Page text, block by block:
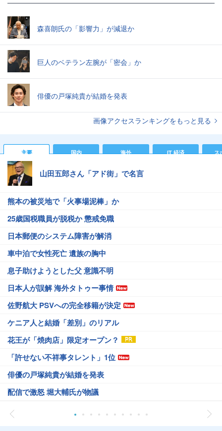
森喜朗氏の「影響力」が減退か
巨人のベテラン左腕が「密会」か
俳優の戸塚純貴が結婚を発表
画像アクセスランキングをもっと見る
主要 国内 海外 IT 経済 ス
山田五郎さん「アド街」で名言
熊本の被災地で「火事場泥棒」か
25歳国税職員が脱税か 懲戒免職
日本郵便のシステム障害が解消
車中泊で女性死亡 遺族の胸中
息子助けようとした父 意識不明
日本人が誤解 海外タトゥー事情
佐野航大 PSVへの完全移籍が決定
ケニア人と結婚「差別」のリアル
花王が「焼肉店」限定オープン？
「許せない不祥事タレント」1位
俳優の戸塚純貴が結婚を発表
配信で激怒 堀大輔氏が物議